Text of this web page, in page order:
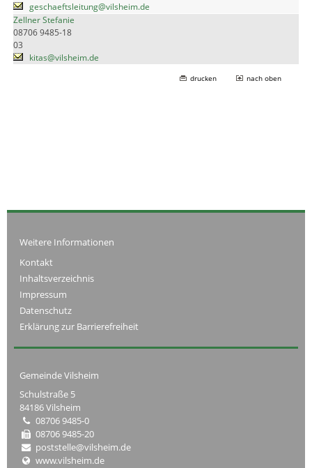
geschaeftsleitung@vilsheim.de
Zellner Stefanie
08706 9485-18
03
kitas@vilsheim.de
drucken nach oben
Weitere Informationen
Kontakt
Inhaltsverzeichnis
Impressum
Datenschutz
Erklärung zur Barrierefreiheit
Gemeinde Vilsheim
Schulstraße 5
84186 Vilsheim
08706 9485-0
08706 9485-20
poststelle@vilsheim.de
www.vilsheim.de